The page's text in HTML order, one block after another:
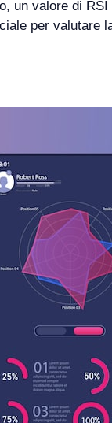
un valore di
per